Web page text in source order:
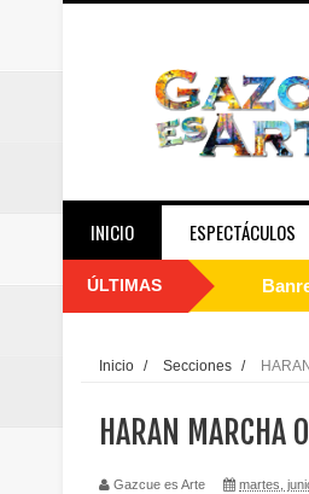
INICIO ESPECTÁCULOS
ÚLTIMAS Juan
Inicio / Secciones /
HARAN MARCHA
Gazcue es Arte martes,